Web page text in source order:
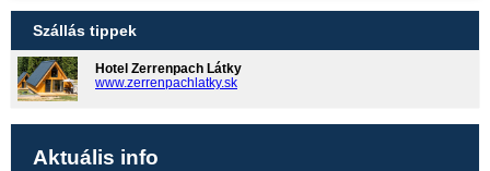
Szállás tippek
Hotel Zerrenpach Látky
www.zerrenpachlatky.sk
Aktuális info